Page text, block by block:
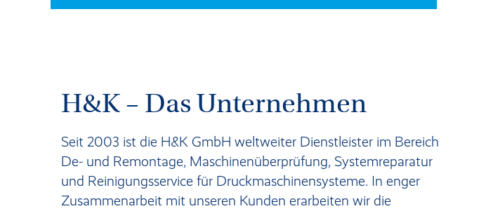
H&K – Das Unternehmen
Seit 2003 ist die H&K GmbH weltweiter Dienstleister im Bereich
De- und Remontage, Maschinenüberprüfung, Systemreparatur
und Reinigungsservice für Druckmaschinensysteme. In enger
Zusammenarbeit mit unseren Kunden erarbeiten wir die